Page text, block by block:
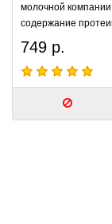
молочной
содержание
749 р.